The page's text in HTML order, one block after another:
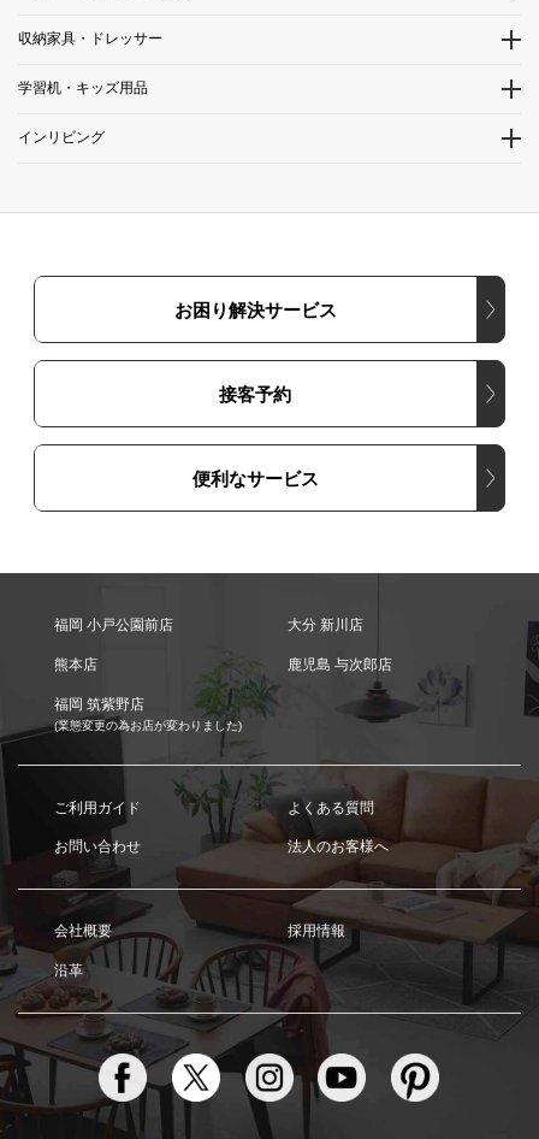
収納家具・ドレッサー
学習机・キッズ用品
インリビング
お困り解決サービス
接客予約
便利なサービス
福岡 小戸公園前店 大分 新川店
熊本店 鹿児島 与次郎店
福岡 筑紫野店
(業態変更の為お店が変わりました)
ご利用ガイド よくある質問
お問い合わせ 法人のお客様へ
会社概要 採用情報
沿革